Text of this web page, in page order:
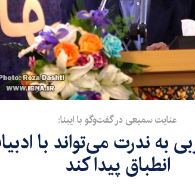
عنایت سمیعی در گفت‌وگو با ایبنا:
به ندرت می‌تواند با
انطباق پیدا کند